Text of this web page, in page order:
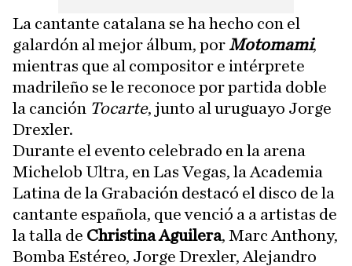
La cantante catalana se ha hecho con el
galardón al mejor álbum, por Motomami,
mientras que al compositor e intérprete
madrileño se le reconoce por partida doble
la canción Tocarte, junto al uruguayo Jorge
Drexler.
Durante el evento celebrado en la arena
Michelob Ultra, en Las Vegas, la Academia
Latina de la Grabación destacó el disco de la
cantante española, que venció a a artistas de
la talla de Christina Aguilera, Marc Anthony,
Bomba Estéreo, Jorge Drexler, Alejandro